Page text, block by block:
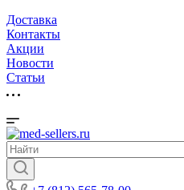
Доставка
Контакты
Акции
Новости
Cтатьи